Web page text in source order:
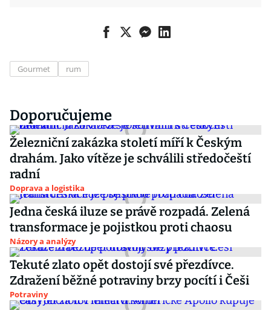
Gourmet rum
Doporučujeme
Železniční zakázka století míří k Českým
drahám. Jako vítěze je schválili středočeští
radní
Doprava a logistika
Jedna česká iluze se právě rozpadá. Zelená
transformace je pojistkou proti chaosu
Názory a analýzy
Tekuté zlato opět dostojí své přezdívce.
Zdražení běžné potraviny brzy pocítí i Češi
Potraviny